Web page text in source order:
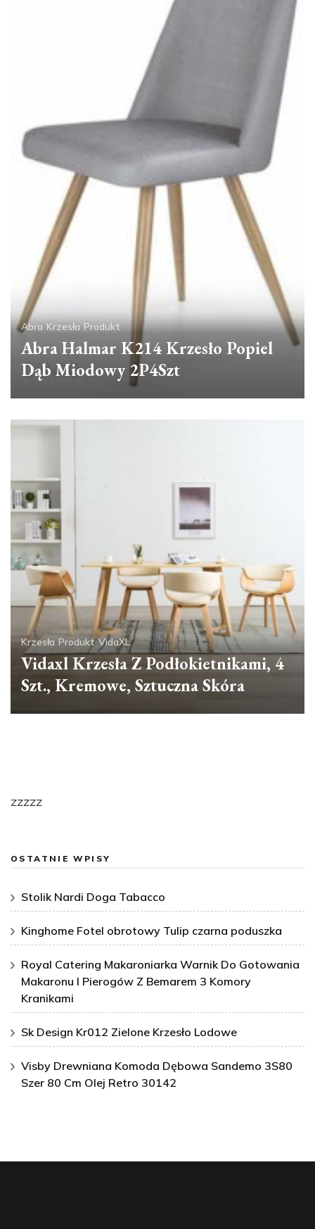
Abra Krzesła Produkt
Abra Halmar K214 Krzesło Popiel
Dąb Miodowy 2P4Szt
Krzesła Produkt VidaXL
Vidaxl Krzesła Z Podłokietnikami, 4
Szt., Kremowe, Sztuczna Skóra
zzzzz
OSTATNIE WPISY
Stolik Nardi Doga Tabacco
Kinghome Fotel obrotowy Tulip czarna poduszka
Royal Catering Makaroniarka Warnik Do Gotowania
Makaronu I Pierogów Z Bemarem 3 Komory
Kranikami
Sk Design Kr012 Zielone Krzesło Lodowe
Visby Drewniana Komoda Dębowa Sandemo 3S80
Szer 80 Cm Olej Retro 30142